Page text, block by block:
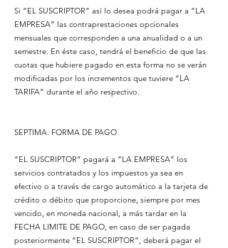
Si “EL SUSCRIPTOR” así lo desea podrá pagar a “LA
EMPRESA” las contraprestaciones opcionales
mensuales que corresponden a una anualidad o a un
semestre. En éste caso, tendrá el beneficio de que las
cuotas que hubiere pagado en esta forma no se verán
modificadas por los incrementos que tuviere “LA
TARIFA” durante el año respectivo.
SEPTIMA. FORMA DE PAGO
“EL SUSCRIPTOR” pagará a “LA EMPRESA” los
servicios contratados y los impuestos ya sea en
efectivo o a través de cargo automático a la tarjeta de
crédito o débito que proporcione, siempre por mes
vencido, en moneda nacional, a más tardar en la
FECHA LIMITE DE PAGO, en caso de ser pagada
posteriormente “EL SUSCRIPTOR”, deberá pagar el